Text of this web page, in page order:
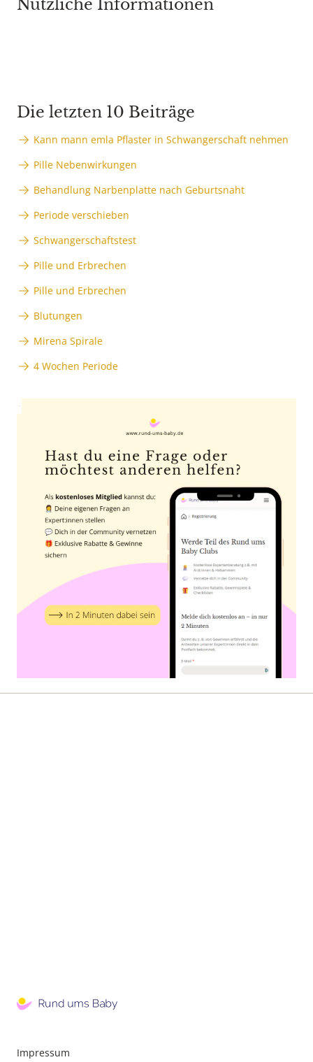
Nützliche Informationen
Die letzten 10 Beiträge
Kann mann emla Pflaster in Schwangerschaft nehmen
Pille Nebenwirkungen
Behandlung Narbenplatte nach Geburtsnaht
Periode verschieben
Schwangerschaftstest
Pille und Erbrechen
Pille und Erbrechen
Blutungen
Mirena Spirale
4 Wochen Periode
Impressum